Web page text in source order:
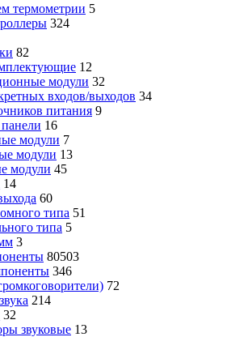
термометрии 5
324
82
12
модули 32
входов/выходов 34
питания 9
16
модули 7
модули 13
модули 45
14
60
типа 51
типа 5
3
80503
346
72
214
32
звуковые 13